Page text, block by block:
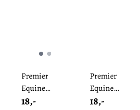
Premier
Equine
Plastikk
18,-
Premier
Equine
Slipesvamp
18,-